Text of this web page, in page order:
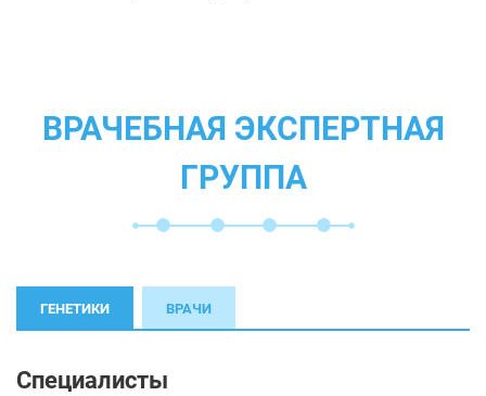
ВРАЧЕБНАЯ ЭКСПЕРТНАЯ
ГРУППА
ГЕНЕТИКИ ВРАЧИ
Специалисты